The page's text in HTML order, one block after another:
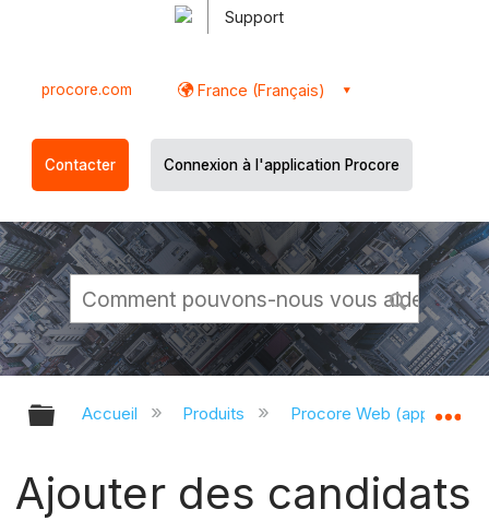
Support
procore.com France (Français)
Contacter Connexion à l'application Procore
Développer/réduire la hiérarchie
Accueil Produits Procore Web
Ajouter des candidats